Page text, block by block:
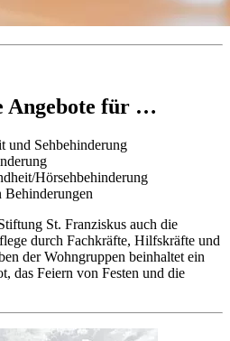
Angebote für …
und Seh­behinderung
­Hörseh­behinderung
Behinderungen
St. Franziskus auch die
durch Fach­kräfte, Hilfs­kräfte und
der Wohn­gruppen beinhaltet ein
das Feiern von Festen und die